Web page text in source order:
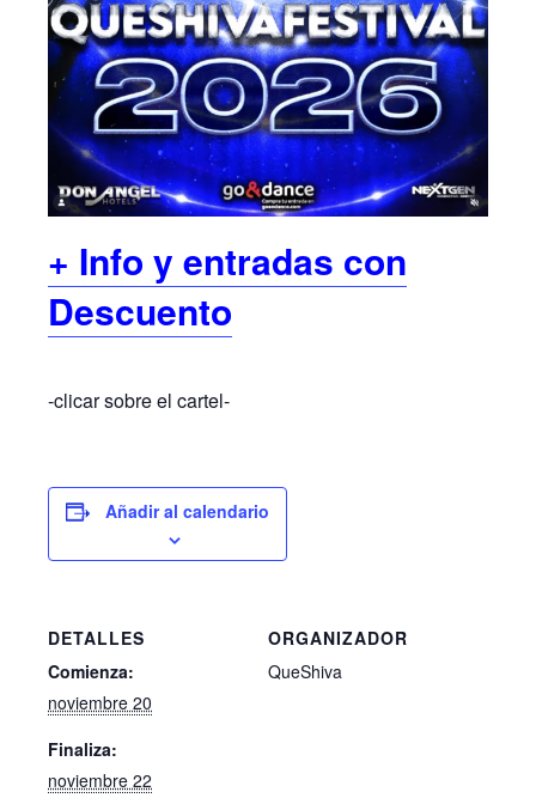
+ Info y entradas con
Descuento
-clicar sobre el cartel-
Añadir al calendario
DETALLES
Comienza:
noviembre 20
Finaliza:
noviembre 22
ORGANIZADOR
QueShiva